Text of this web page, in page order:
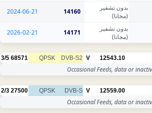
بدون تشفير
(مجانا)
14160
2024-06-21
بدون تشفير
(مجانا)
14171
2026-02-21
12543.10
V
DVB-S2
QPSK
68571
3/5
Occasional Feeds, data or
12559.00
V
DVB-S
QPSK
27500
2/3
Occasional Feeds, data or